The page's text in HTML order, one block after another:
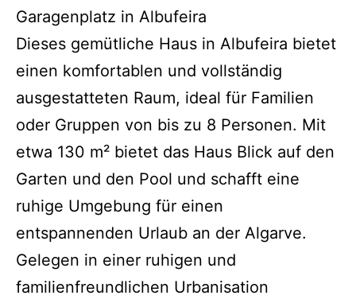
Garagenplatz in Albufeira
Dieses gemütliche Haus in Albufeira bietet
einen komfortablen und vollständig
ausgestatteten Raum, ideal für Familien
oder Gruppen von bis zu 8 Personen. Mit
etwa 130 m² bietet das Haus Blick auf den
Garten und den Pool und schafft eine
ruhige Umgebung für einen
entspannenden Urlaub an der Algarve.
Gelegen in einer ruhigen und
familienfreundlichen Urbanisation